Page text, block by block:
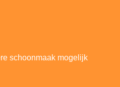
schoonmaak mogelijk